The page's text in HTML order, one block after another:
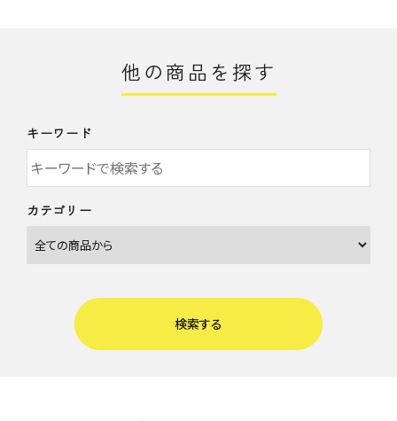
他の商品を探す
キーワード
カテゴリー
検索する